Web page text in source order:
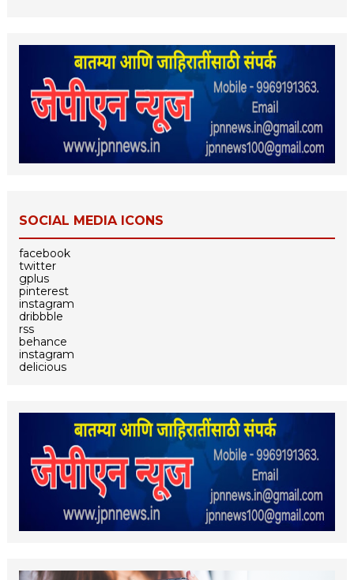
SOCIAL MEDIA ICONS
facebook
twitter
gplus
pinterest
instagram
dribbble
rss
behance
instagram
delicious